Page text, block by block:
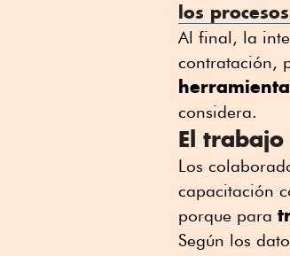
los
Al final, la
contratación,
considera.
El
Los
capacitación
porque para
Según los